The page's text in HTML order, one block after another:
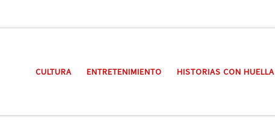
CULTURA ENTRETENIMIENTO HISTORIAS CON HUELLA